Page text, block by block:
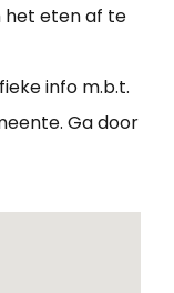
het eten af te
info m.b.t.
Ga door